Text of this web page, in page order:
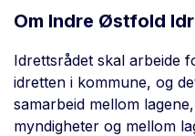
Om Indre Østfold
Idrettsrådet skal arbeide
idretten i kommune, og
samarbeid mellom
myndigheter og mellom